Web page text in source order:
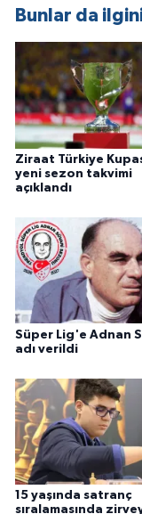
Bunlar da
Ziraat Türkiye
yeni sezon takvimi
açıklandı
Süper Lig'e Adnan
adı verildi
15 yaşında satranç
sıralamasında